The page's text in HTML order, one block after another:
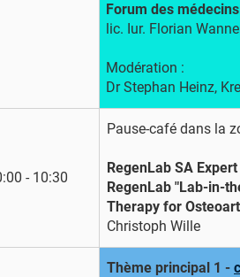
Forum des
lic. Iur. Florian
Modération :
Dr Stephan Heinz,
- 10:30
Pause-café dans la
RegenLab SA
RegenLab "Lab-in-
Therapy for
Christoph Wille
Thème principal 1 -